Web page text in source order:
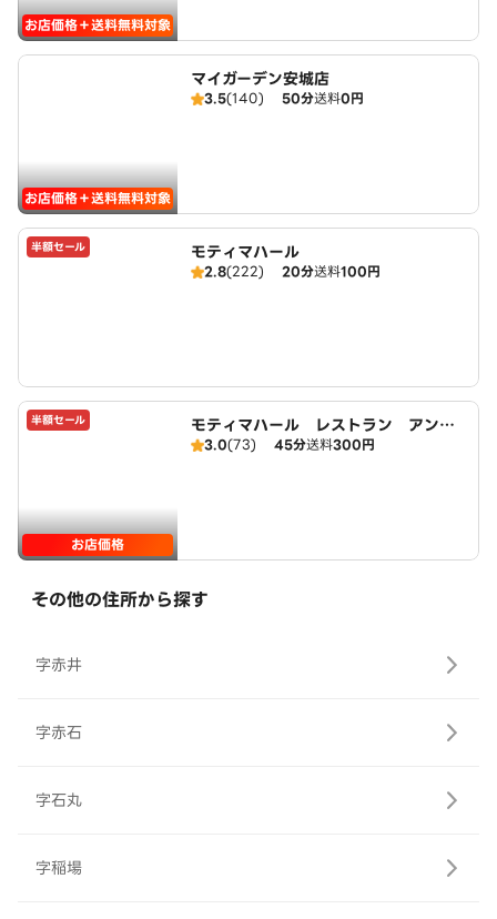
お店価格＋送料無料対象
お店価格＋送料無料対象
マイガーデン安城店
3.5(140) 50分送料0円
半額セール モティマハール
2.8(222) 20分送料100円
半額セール
お店価格
モティマハール レストラン アンド
バー
3.0(73) 45分送料300円
その他の住所から探す
字赤井
字赤石
字石丸
字稲場